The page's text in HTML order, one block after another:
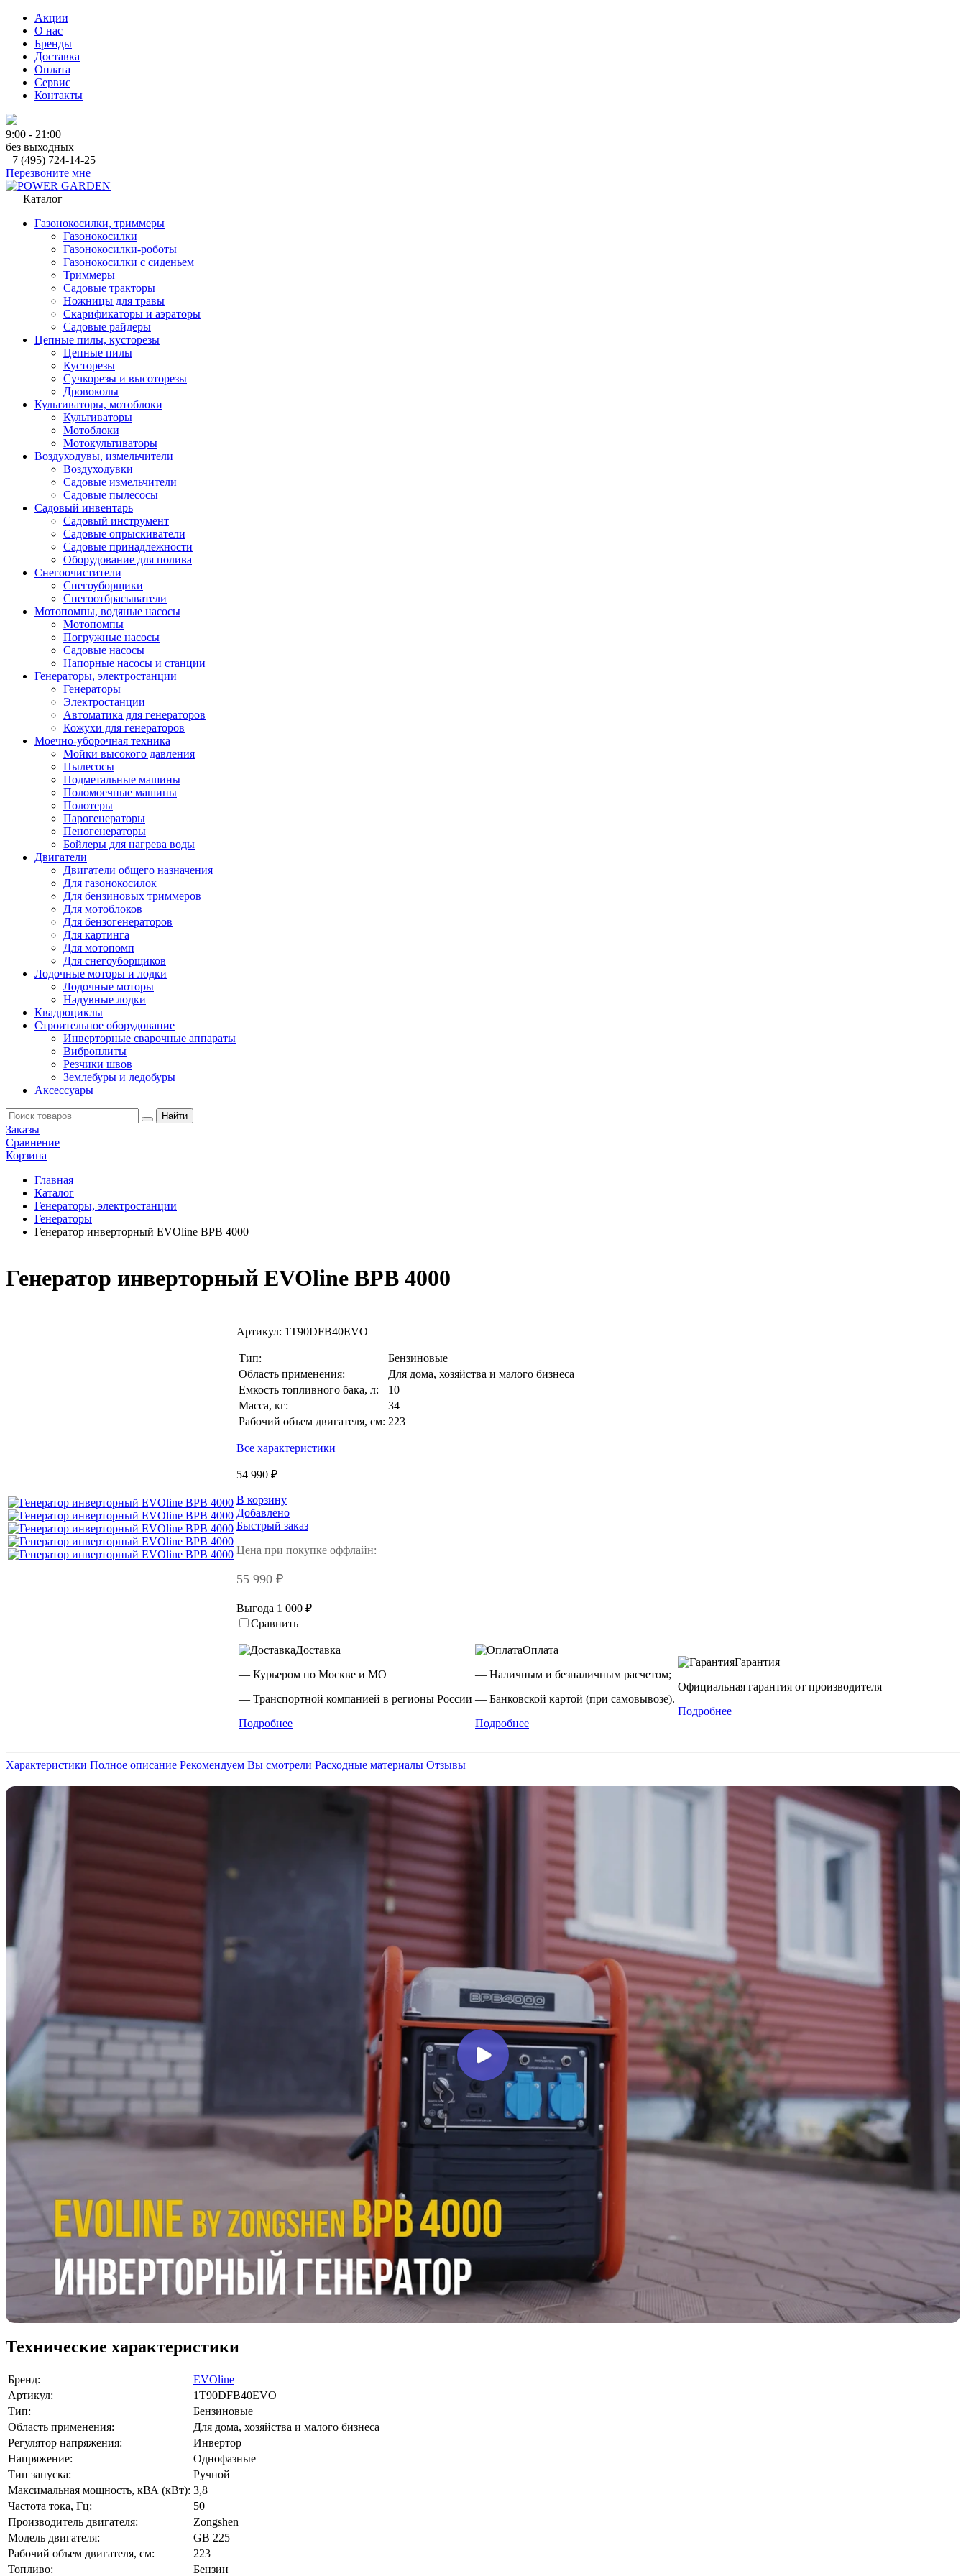
Акции
О нас
Бренды
Доставка
Оплата
Сервис
Контакты
9:00 - 21:00
без выходных
+7 (495) 724-14-25
Перезвоните мне
Каталог
Газонокосилки, триммеры
Газонокосилки
Газонокосилки-роботы
Газонокосилки с сиденьем
Триммеры
Садовые тракторы
Ножницы для травы
Скарификаторы и аэраторы
Садовые райдеры
Цепные пилы, кусторезы
Цепные пилы
Кусторезы
Сучкорезы и высоторезы
Дровоколы
Культиваторы, мотоблоки
Культиваторы
Мотоблоки
Мотокультиваторы
Воздуходувы, измельчители
Воздуходувки
Садовые измельчители
Садовые пылесосы
Садовый инвентарь
Садовый инструмент
Садовые опрыскиватели
Садовые принадлежности
Оборудование для полива
Снегоочистители
Снегоуборщики
Снегоотбрасыватели
Мотопомпы, водяные насосы
Мотопомпы
Погружные насосы
Садовые насосы
Напорные насосы и станции
Генераторы, электростанции
Генераторы
Электростанции
Автоматика для генераторов
Кожухи для генераторов
Моечно-уборочная техника
Мойки высокого давления
Пылесосы
Подметальные машины
Поломоечные машины
Полотеры
Парогенераторы
Пеногенераторы
Бойлеры для нагрева воды
Двигатели
Двигатели общего назначения
Для газонокосилок
Для бензиновых триммеров
Для мотоблоков
Для бензогенераторов
Для картинга
Для мотопомп
Для снегоуборщиков
Лодочные моторы и лодки
Лодочные моторы
Надувные лодки
Квадроциклы
Строительное оборудование
Инверторные сварочные аппараты
Виброплиты
Резчики швов
Землебуры и ледобуры
Аксессуары
Заказы
Сравнение
Корзина
Главная
Каталог
Генераторы, электростанции
Генераторы
Генератор инверторный EVOline BPB 4000
Генератор инверторный EVOline BPB 4000
Артикул: 1T90DFB40EVO
Тип:
Бензиновые
Область применения:
Для дома, хозяйства и малого бизнеса
Емкость топливного бака, л:
10
Масса, кг:
34
Рабочий объем двигателя, см: 223
Все характеристики
54 990 ₽
В корзину
Добавлено
Быстрый заказ
Цена при покупке оффлайн:
55 990 ₽
Выгода 1 000 ₽
Сравнить
Доставка
— Курьером по Москве и МО
— Транспортной компанией в регионы России
Подробнее
Оплата
— Наличным и безналичным расчетом;
— Банковской картой (при самовывозе).
Подробнее
Гарантия
Официальная гарантия от производителя
Подробнее
Характеристики Полное описание Рекомендуем Вы смотрели Расходные материалы Отзывы
Технические характеристики
Бренд:
EVOline
Артикул:
1T90DFB40EVO
Тип:
Бензиновые
Область применения:
Для дома, хозяйства и малого бизнеса
Регулятор напряжения:
Инвертор
Напряжение:
Однофазные
Тип запуска:
Ручной
Максимальная мощность, кВА (кВт): 3,8
Частота тока, Гц:
50
Производитель двигателя:
Zongshen
Модель двигателя:
GB 225
Рабочий объем двигателя, см:
223
Топливо:
Бензин